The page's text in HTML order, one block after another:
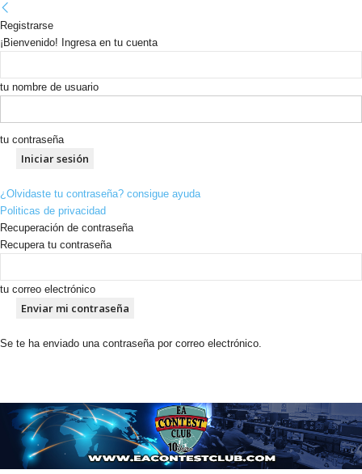
Registrarse
¡Bienvenido! Ingresa en tu cuenta
tu nombre de usuario
tu contraseña
¿Olvidaste tu contraseña? consigue ayuda
Politicas de privacidad
Recuperación de contraseña
Recupera tu contraseña
tu correo electrónico
Se te ha enviado una contraseña por correo electrónico.